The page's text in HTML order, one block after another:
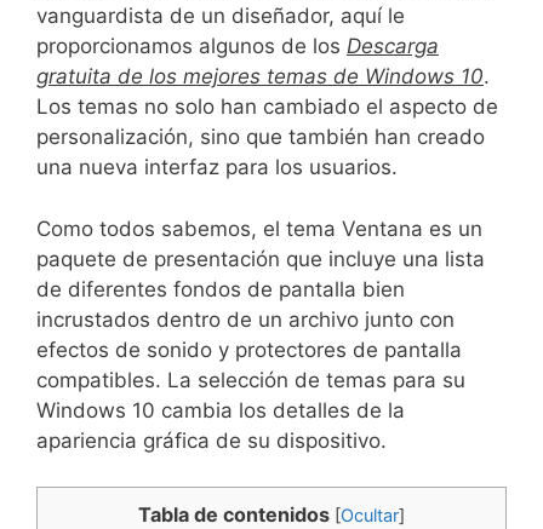
vanguardista de un diseñador, aquí le
proporcionamos algunos de los Descarga
gratuita de los mejores temas de Windows 10.
Los temas no solo han cambiado el aspecto de
personalización, sino que también han creado
una nueva interfaz para los usuarios.
Como todos sabemos, el tema Ventana es un
paquete de presentación que incluye una lista
de diferentes fondos de pantalla bien
incrustados dentro de un archivo junto con
efectos de sonido y protectores de pantalla
compatibles. La selección de temas para su
Windows 10 cambia los detalles de la
apariencia gráfica de su dispositivo.
Tabla de contenidos [Ocultar]